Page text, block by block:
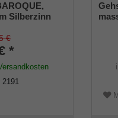
Silberzinn
Stock
€
*
2191